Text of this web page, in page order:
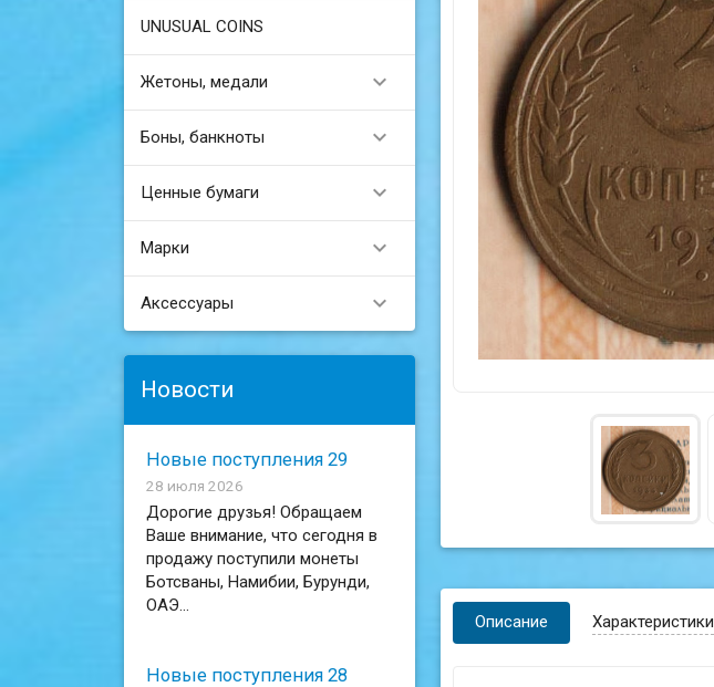
UNUSUAL COINS
Жетоны, медали 
Боны, банкноты 
Ценные бумаги 
Марки 
Аксессуары 
Новости
Новые поступления 29
28 июля 2026
Дорогие друзья! Обращаем
Ваше внимание, что сегодня в
продажу поступили монеты
Ботсваны, Намибии, Бурунди,
ОАЭ...
Новые поступления 28
Описание Характеристики